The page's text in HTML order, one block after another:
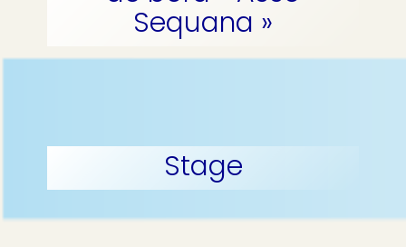
Sequana »
Stage